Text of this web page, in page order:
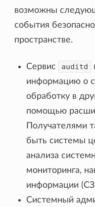
возможны
события
пространстве.
Сервис auditd
информацию о
обработку в
помощью
Получателями
быть системы
анализа
мониторинга,
информации
Системный